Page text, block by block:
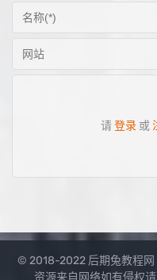
请登录 或
© 2018-2022 后期兔教程网
资源来自网络如有侵权